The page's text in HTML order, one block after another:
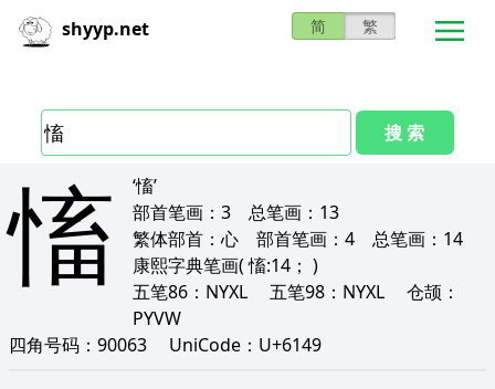
shyyp.net 简 繁
搜 索
慉
‘慉’
部首笔画： 3 总笔画： 13
繁体部首： 心 部首笔画： 4 总笔画： 14
康熙字典笔画( 慉:14； )
五笔86： NYXL 五笔98： NYXL 仓颉：
PYVW
四角号码： 90063 UniCode： U+6149